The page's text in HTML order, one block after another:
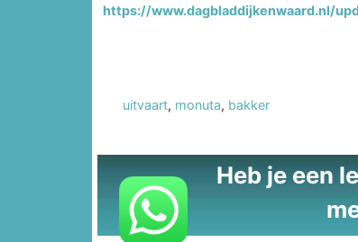
https://www.dagbladdijkenwaard.nl/
uitvaart, monuta, bakker
Heb je een